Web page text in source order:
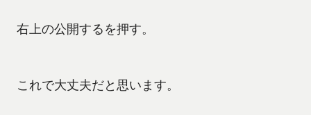
右上の公開するを押す。
これで大丈夫だと思います。